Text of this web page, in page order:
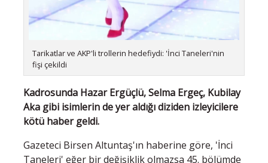
Tarikatlar ve AKP'li trollerin hedefiydi: 'İnci Taneleri'nin
fişi çekildi
Kadrosunda Hazar Ergüçlü, Selma Ergeç, Kubilay
Aka gibi isimlerin de yer aldığı diziden izleyicilere
kötü haber geldi.
Gazeteci Birsen Altuntaş'ın haberine göre, 'İnci
Taneleri' eğer bir değişiklik olmazsa 45. bölümde